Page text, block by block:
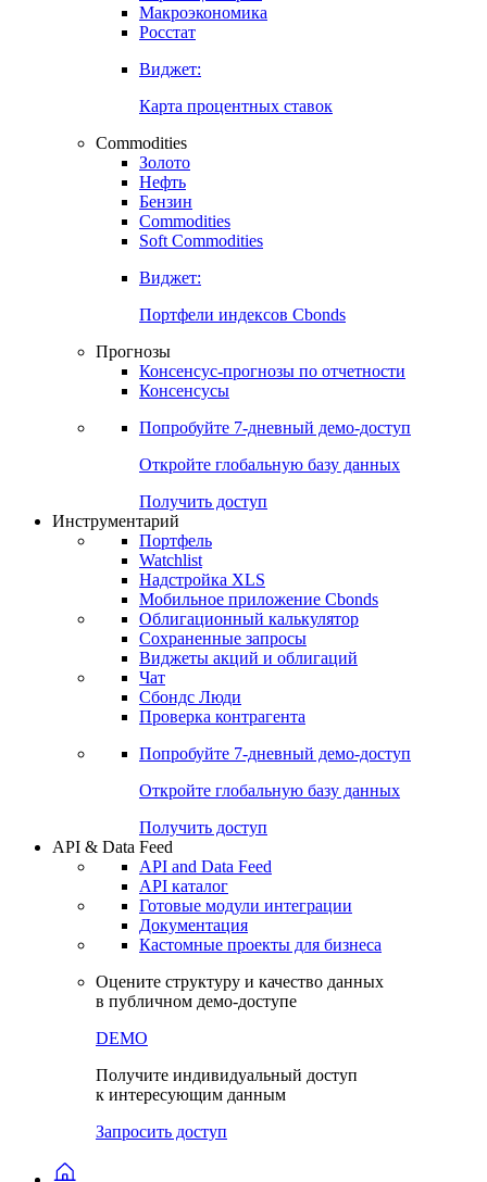
Возможность создания своего индекса
Страницы стран
Росстат
Виджет:
Карта процентных ставок
Commodities
Золото
Бензин
Soft Commodities
Виджет:
Портфели индексов Cbonds
Прогнозы
Консенсусы
Попробуйте7-дневный
Откройте глобальную базу данных
Получить доступ
Инструментарий
Портфель
Watchlist
Надстройка XLS
Мобильное приложение Cbonds
Облигационный калькулятор
Сохраненные запросы
Чат
Проверка контрагента
Попробуйте7-дневный
Откройте глобальную базу данных
Получить доступ
API & Data Feed
API and Data Feed
Готовые модули интеграции
Документация
в публичном демо-доступе